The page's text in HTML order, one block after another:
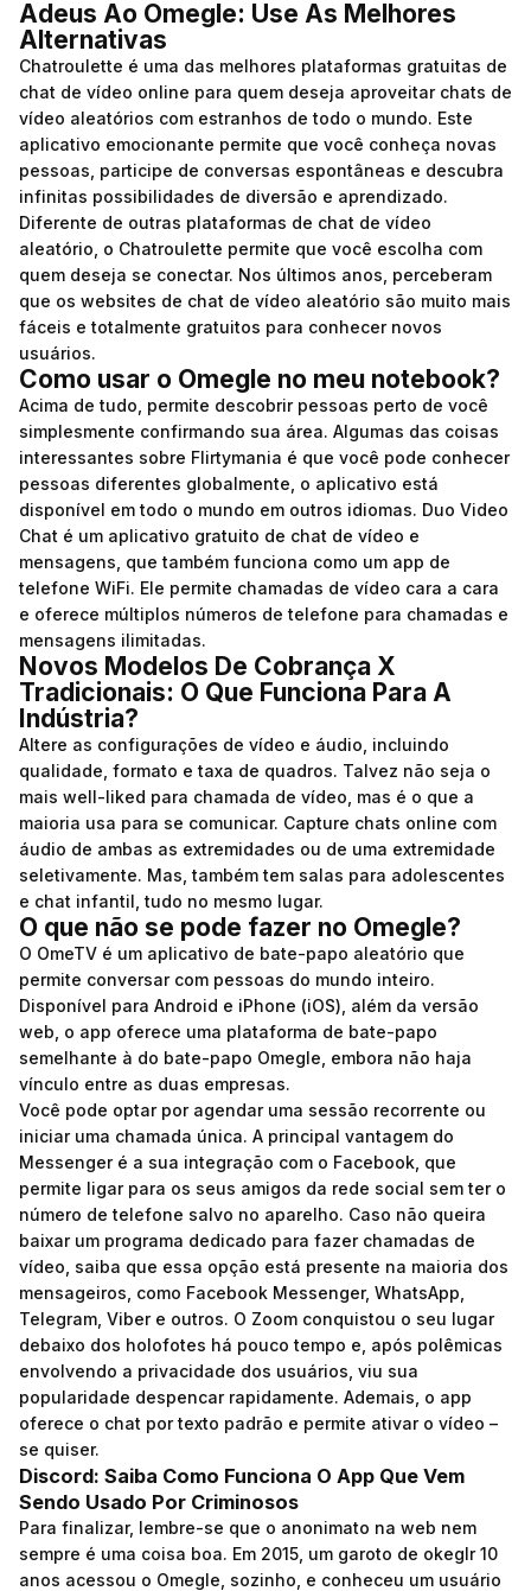
Adeus Ao Omegle: Use As Melhores
Alternativas
Chatroulette é uma das melhores plataformas gratuitas de
chat de vídeo online para quem deseja aproveitar chats de
vídeo aleatórios com estranhos de todo o mundo. Este
aplicativo emocionante permite que você conheça novas
pessoas, participe de conversas espontâneas e descubra
infinitas possibilidades de diversão e aprendizado.
Diferente de outras plataformas de chat de vídeo
aleatório, o Chatroulette permite que você escolha com
quem deseja se conectar. Nos últimos anos, perceberam
que os websites de chat de vídeo aleatório são muito mais
fáceis e totalmente gratuitos para conhecer novos
usuários.
Como usar o Omegle no meu notebook?
Acima de tudo, permite descobrir pessoas perto de você
simplesmente confirmando sua área. Algumas das coisas
interessantes sobre Flirtymania é que você pode conhecer
pessoas diferentes globalmente, o aplicativo está
disponível em todo o mundo em outros idiomas. Duo Video
Chat é um aplicativo gratuito de chat de vídeo e
mensagens, que também funciona como um app de
telefone WiFi. Ele permite chamadas de vídeo cara a cara
e oferece múltiplos números de telefone para chamadas e
mensagens ilimitadas.
Novos Modelos De Cobrança X
Tradicionais: O Que Funciona Para A
Indústria?
Altere as configurações de vídeo e áudio, incluindo
qualidade, formato e taxa de quadros. Talvez não seja o
mais well-liked para chamada de vídeo, mas é o que a
maioria usa para se comunicar. Capture chats online com
áudio de ambas as extremidades ou de uma extremidade
seletivamente. Mas, também tem salas para adolescentes
e chat infantil, tudo no mesmo lugar.
O que não se pode fazer no Omegle?
O OmeTV é um aplicativo de bate-papo aleatório que
permite conversar com pessoas do mundo inteiro.
Disponível para Android e iPhone (iOS), além da versão
web, o app oferece uma plataforma de bate-papo
semelhante à do bate-papo Omegle, embora não haja
vínculo entre as duas empresas.
Você pode optar por agendar uma sessão recorrente ou
iniciar uma chamada única. A principal vantagem do
Messenger é a sua integração com o Facebook, que
permite ligar para os seus amigos da rede social sem ter o
número de telefone salvo no aparelho. Caso não queira
baixar um programa dedicado para fazer chamadas de
vídeo, saiba que essa opção está presente na maioria dos
mensageiros, como Facebook Messenger, WhatsApp,
Telegram, Viber e outros. O Zoom conquistou o seu lugar
debaixo dos holofotes há pouco tempo e, após polêmicas
envolvendo a privacidade dos usuários, viu sua
popularidade despencar rapidamente. Ademais, o app
oferece o chat por texto padrão e permite ativar o vídeo –
se quiser.
Discord: Saiba Como Funciona O App Que Vem
Sendo Usado Por Criminosos
Para finalizar, lembre-se que o anonimato na web nem
sempre é uma coisa boa. Em 2015, um garoto de okeglr10
anos acessou o Omegle, sozinho, e conheceu um usuário